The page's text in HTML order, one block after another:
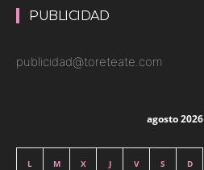
PUBLICIDAD
publicidad@toreteate.com
agosto 2026
L M X J V S D